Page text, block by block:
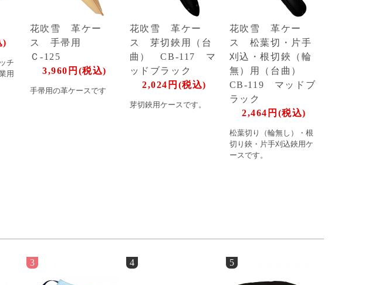
)
チ
用
花吹雪 革ケー
ス 手帚用
Ｃ-125
3,960円(税込)
手帚用の革ケースです
花吹雪 革ケー
ス 芽切鋏用（台
曲） CB-117 マ
ッドブラック
2,024円(税込)
芽切鋏用ケースです。
花吹雪 革ケー
ス 松葉切・片手
刈込・根切鋏（輪
無）用（台曲）
CB-119 マッドブ
ラック
2,464円(税込)
松葉切り（輪無し）・根
切り鋏・片手刈込鋏用ケ
ースです。
3 4 5